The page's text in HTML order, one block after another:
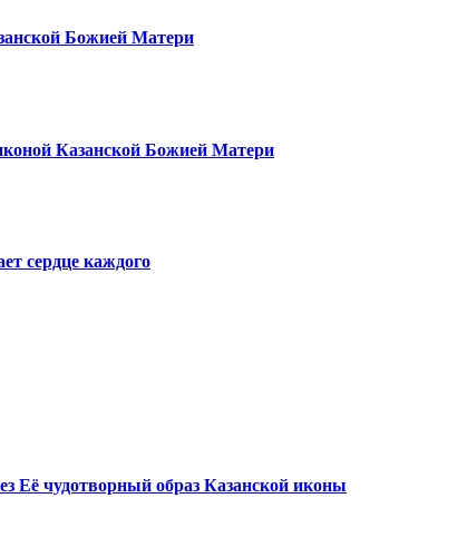
Божией Матери
Казанской Божией Матери
сердце каждого
Её чудотворный образ Казанской иконы